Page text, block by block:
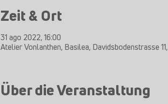
Zeit & Ort
31 ago 2022, 16:00
Atelier Vonlanthen, Basilea, Davidsbodenstrasse
Über die Veranstaltung